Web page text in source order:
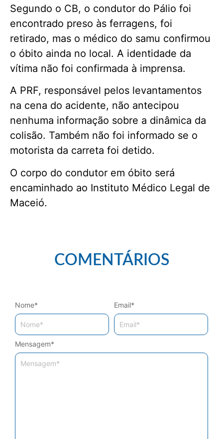
Segundo o CB, o condutor do Pálio foi
encontrado preso às ferragens, foi
retirado, mas o médico do samu confirmou
o óbito ainda no local. A identidade da
vítima não foi confirmada à imprensa.
A PRF, responsável pelos levantamentos
na cena do acidente, não antecipou
nenhuma informação sobre a dinâmica da
colisão. Também não foi informado se o
motorista da carreta foi detido.
O corpo do condutor em óbito será
encaminhado ao Instituto Médico Legal de
Maceió.
COMENTÁRIOS
Mensagem*
Nome* Email*